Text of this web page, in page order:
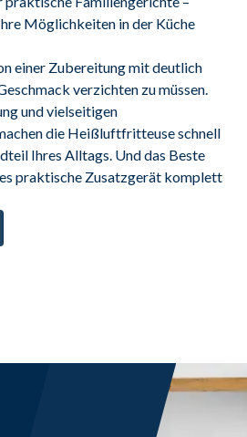
Möglichkeiten in der Küche
einer Zubereitung mit deutlich
verzichten zu müssen.
und vielseitigen
die Heißluftfritteuse schnell
Ihres Alltags. Und das Beste
praktische Zusatzgerät komplett